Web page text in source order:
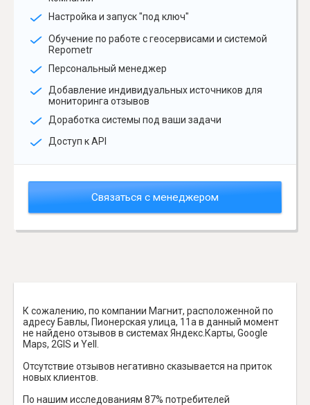
Настройка и запуск "под ключ"
Обучение по работе с геосервисами и системой
Repometr
Персональный менеджер
Добавление индивидуальных источников для
мониторинга отзывов
Доработка системы под ваши задачи
Доступ к API
Связаться с менеджером
К сожалению, по компании Магнит, расположенной по
адресу Бавлы, Пионерская улица, 11а в данный момент
не найдено отзывов в системах Яндекс.Карты, Google
Maps, 2GIS и Yell.
Отсутствие отзывов негативно сказывается на приток
новых клиентов.
По нашим исследованиям 87% потребителей